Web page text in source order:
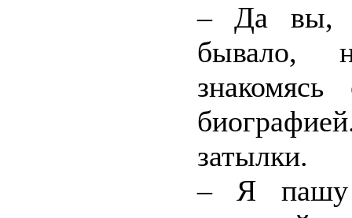
– Да вы,
бывало,
затылки.
– Я пашу